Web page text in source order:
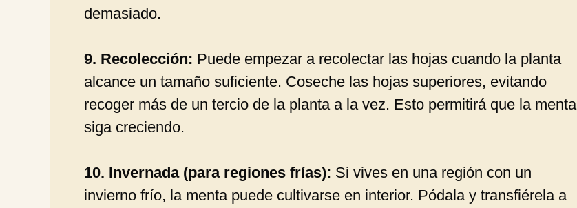
demasiado.
9. Recolección: Puede empezar a recolectar las hojas cuando la planta
alcance un tamaño suficiente. Coseche las hojas superiores, evitando
recoger más de un tercio de la planta a la vez. Esto permitirá que la menta
siga creciendo.
10. Invernada (para regiones frías): Si vives en una región con un
invierno frío, la menta puede cultivarse en interior. Pódala y transfiérela a